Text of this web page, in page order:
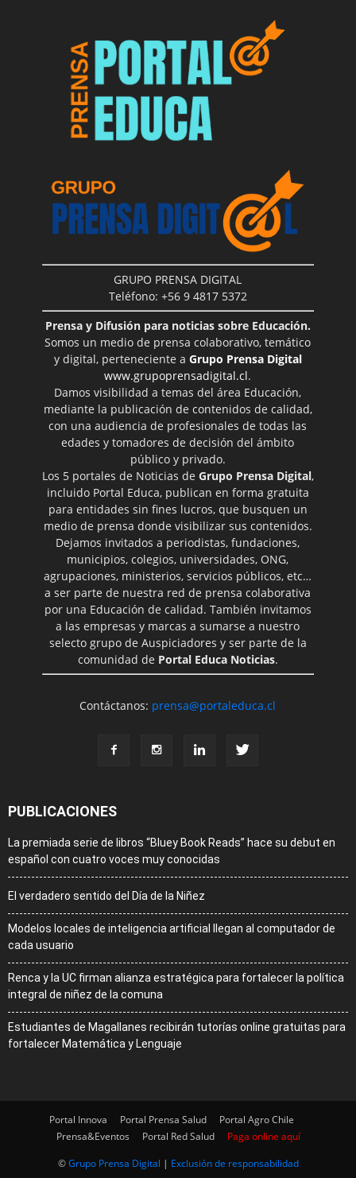
GRUPO PRENSA DIGITAL
Teléfono: +56 9 4817 5372
Prensa y Difusión para noticias sobre Educación.
Somos un medio de prensa colaborativo, temático
y digital, perteneciente a Grupo Prensa Digital
www.grupoprensadigital.cl.
Damos visibilidad a temas del área Educación,
mediante la publicación de contenidos de calidad,
con una audiencia de profesionales de todas las
edades y tomadores de decisión del ámbito
público y privado.
Los 5 portales de Noticias de Grupo Prensa Digital,
incluido Portal Educa, publican en forma gratuita
para entidades sin fines lucros, que busquen un
medio de prensa donde visibilizar sus contenidos.
Dejamos invitados a periodistas, fundaciones,
municipios, colegios, universidades, ONG,
agrupaciones, ministerios, servicios públicos, etc…
a ser parte de nuestra red de prensa colaborativa
por una Educación de calidad. También invitamos
a las empresas y marcas a sumarse a nuestro
selecto grupo de Auspiciadores y ser parte de la
comunidad de Portal Educa Noticias.
Contáctanos: prensa@portaleduca.cl
PUBLICACIONES
La premiada serie de libros “Bluey Book Reads” hace su debut en
español con cuatro voces muy conocidas
El verdadero sentido del Día de la Niñez
Modelos locales de inteligencia artificial llegan al computador de
cada usuario
Renca y la UC firman alianza estratégica para fortalecer la política
integral de niñez de la comuna
Estudiantes de Magallanes recibirán tutorías online gratuitas para
fortalecer Matemática y Lenguaje
Portal Innova Portal Prensa Salud
Portal Agro Chile
Prensa&Eventos
Portal Red Salud
Paga online aquí
©Grupo Prensa Digital | Exclusión de responsabilidad